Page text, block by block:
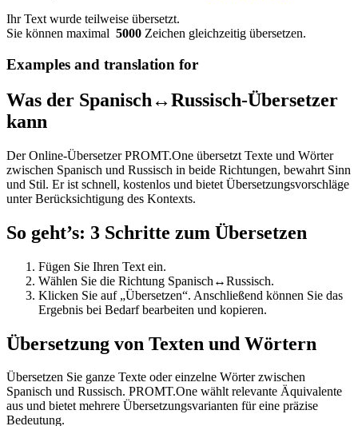
Ihr Text wurde teilweise übersetzt.
Sie können maximal 5000 Zeichen gleichzeitig übersetzen.
Examples and translation for
Was der Spanisch↔Russisch-Übersetzer
kann
Der Online-Übersetzer PROMT.One übersetzt Texte und Wörter
zwischen Spanisch und Russisch in beide Richtungen, bewahrt Sinn
und Stil. Er ist schnell, kostenlos und bietet Übersetzungsvorschläge
unter Berücksichtigung des Kontexts.
So geht’s: 3 Schritte zum Übersetzen
Fügen Sie Ihren Text ein.
Wählen Sie die Richtung Spanisch↔Russisch.
Klicken Sie auf „Übersetzen“. Anschließend können Sie das
Ergebnis bei Bedarf bearbeiten und kopieren.
Übersetzung von Texten und Wörtern
Übersetzen Sie ganze Texte oder einzelne Wörter zwischen
Spanisch und Russisch. PROMT.One wählt relevante Äquivalente
aus und bietet mehrere Übersetzungsvarianten für eine präzise
Bedeutung.